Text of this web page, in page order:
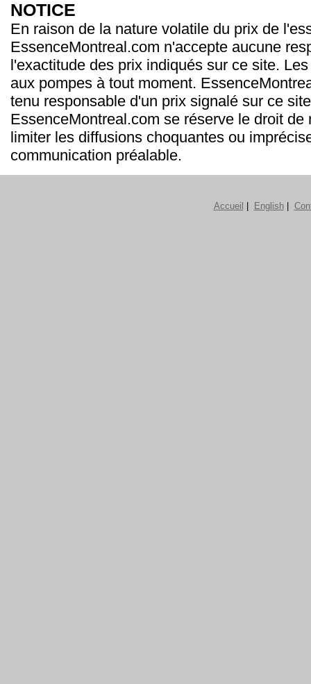
NOTICE
En raison de la nature volatile du prix de
EssenceMontreal.com n'accepte aucune
l'exactitude des prix indiqués sur ce site.
aux pompes à tout moment.
tenu responsable d'un prix signalé sur ce
EssenceMontreal.com se réserve le droit de
limiter les diffusions choquantes ou
communication préalable.
Accueil English|